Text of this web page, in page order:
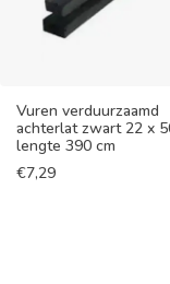
Vuren verduurzaamd
achterlat zwart 22 x
lengte 390 cm
€7,29